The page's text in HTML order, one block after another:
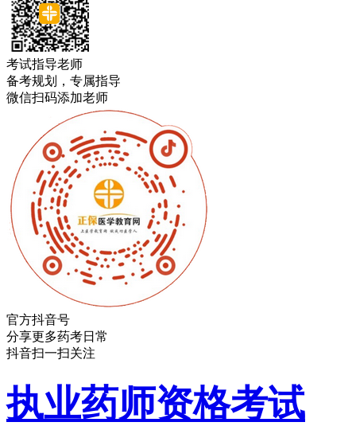
考试指导老师
备考规划，专属指导
微信扫码添加老师
官方抖音号
分享更多药考日常
抖音扫一扫关注
执业药师资格考试